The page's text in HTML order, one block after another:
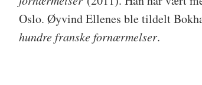
Oslo. Øyvind Ellenes ble tildelt
hundre franske fornærmelser.